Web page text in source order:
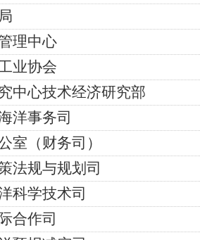
理中心
业协会
中心技术经济研究部
洋事务司
室（财务司）
法规与规划司
科学技术司
合作司